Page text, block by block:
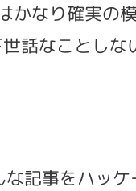
なり確実の
話なことしな
記事をハッケ